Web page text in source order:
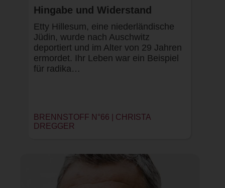
Hingabe und Widerstand
Etty Hillesum, eine niederländische
Jüdin, wurde nach Auschwitz
deportiert und im Alter von 29 Jahren
ermordet. Ihr Leben war ein Beispiel
für radika…
BRENNSTOFF N°66 | CHRISTA
DREGGER